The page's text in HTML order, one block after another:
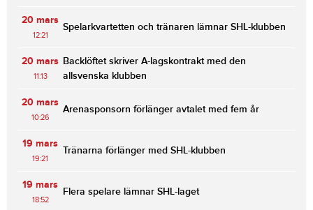
20 mars
12:21
Spelarkvartetten och tränaren lämnar SHL-klubben
20 mars
11:13
Backlöftet skriver A-lagskontrakt med den
allsvenska klubben
20 mars
10:26
Arenasponsorn förlänger avtalet med fem år
19 mars
19:21
Tränarna förlänger med SHL-klubben
19 mars
18:52
Flera spelare lämnar SHL-laget